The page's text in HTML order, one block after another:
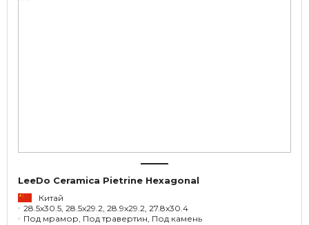
LeeDo Ceramica Pietrine Hexagonal
Китай
28.5x30.5, 28.5x29.2, 28.9x29.2, 27.8x30.4
Под мрамор, Под травертин, Под камень